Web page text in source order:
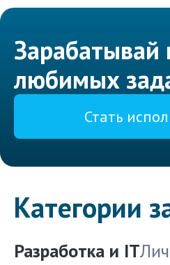
Зарабатывай
любимых
Стать
Категории
Разработка и IT